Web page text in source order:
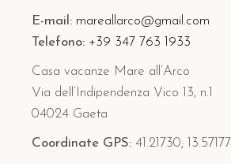
E-mail: mareallarco@gmail.com
Telefono: +39 347 763 1933
Casa vacanze Mare all’Arco
Via dell’Indipendenza Vico 13, n.1
04024 Gaeta
Coordinate GPS: 41.21730; 13.57177